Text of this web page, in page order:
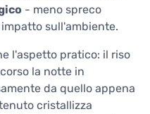
- meno spreco
sull'ambiente.
l'aspetto pratico: il riso
la notte in
da quello appena
cristallizza